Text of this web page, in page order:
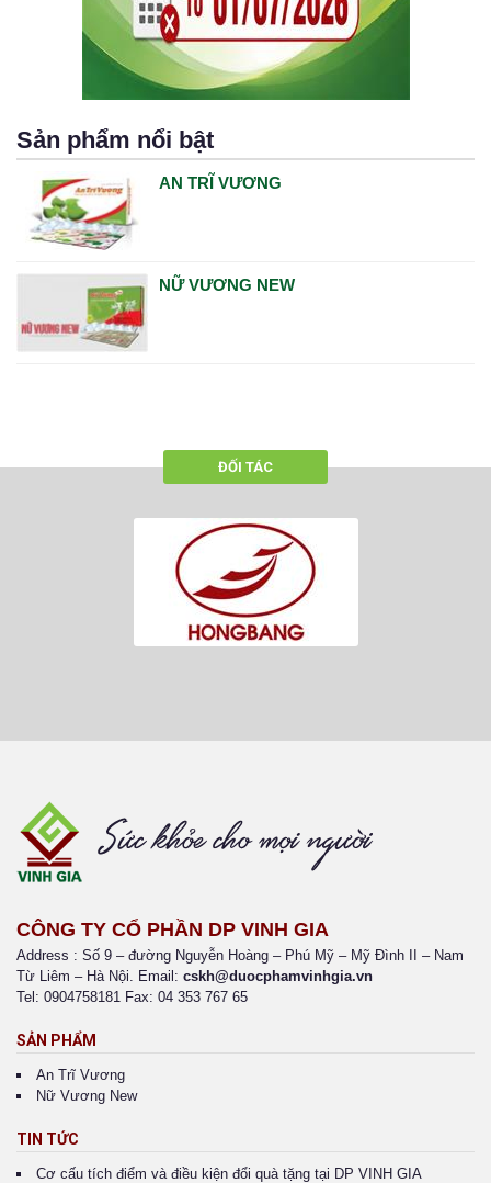
Sản phẩm nổi bật
AN TRĨ VƯƠNG
NỮ VƯƠNG NEW
ĐỐI TÁC
CÔNG TY CỔ PHẦN DP VINH GIA
Address : Số 9 – đường Nguyễn Hoàng – Phú Mỹ – Mỹ Đình II – Nam
Từ Liêm – Hà Nội. Email: cskh@duocphamvinhgia.vn
Tel: 0904758181 Fax: 04 353 767 65
SẢN PHẨM
An Trĩ Vương
Nữ Vương New
TIN TỨC
Cơ cấu tích điểm và điều kiện đổi quà tặng tại DP VINH GIA